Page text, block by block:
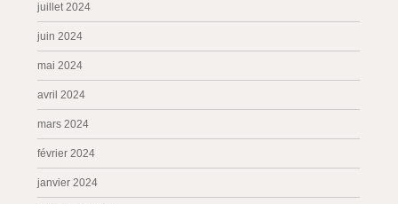
juillet 2024
juin 2024
mai 2024
avril 2024
mars 2024
février 2024
janvier 2024